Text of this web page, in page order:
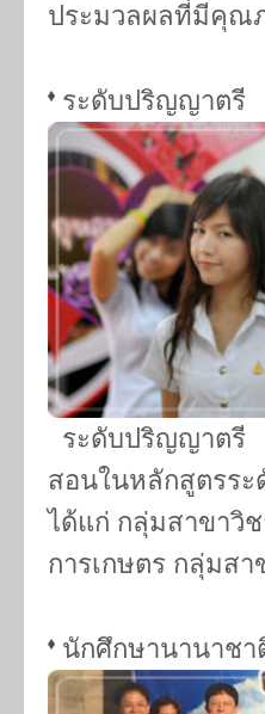
ประมวลผลที่มีคุณ
ระดับปริญญาตรี
ระดับปริญญาตรี
สอนในหลักสูตรร
ได้แก่ กลุ่มสาขาวิ
การเกษตร กลุ่มส
นักศึกษานานาชา